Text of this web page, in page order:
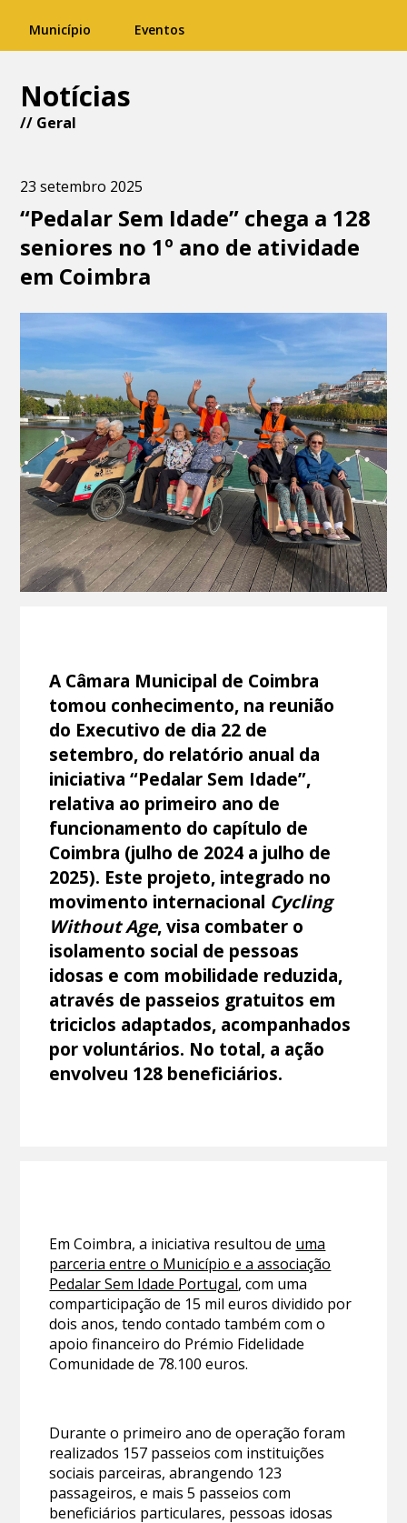
Município Eventos
Notícias
// Geral
23 setembro 2025
“Pedalar Sem Idade” chega a 128
seniores no 1º ano de atividade
em Coimbra
A Câmara Municipal de Coimbra
tomou conhecimento, na reunião
do Executivo de dia 22 de
setembro, do relatório anual da
iniciativa “Pedalar Sem Idade”,
relativa ao primeiro ano de
funcionamento do capítulo de
Coimbra (julho de 2024 a julho de
2025). Este projeto, integrado no
movimento internacional Cycling
Without Age, visa combater o
isolamento social de pessoas
idosas e com mobilidade reduzida,
através de passeios gratuitos em
triciclos adaptados, acompanhados
por voluntários. No total, a ação
envolveu 128 beneficiários.
Em Coimbra, a iniciativa resultou de uma
parceria entre o Município e a associação
Pedalar Sem Idade Portugal, com uma
comparticipação de 15 mil euros dividido por
dois anos, tendo contado também com o
apoio financeiro do Prémio Fidelidade
Comunidade de 78.100 euros.
Durante o primeiro ano de operação foram
realizados 157 passeios com instituições
sociais parceiras, abrangendo 123
passageiros, e mais 5 passeios com
beneficiários particulares, pessoas idosas